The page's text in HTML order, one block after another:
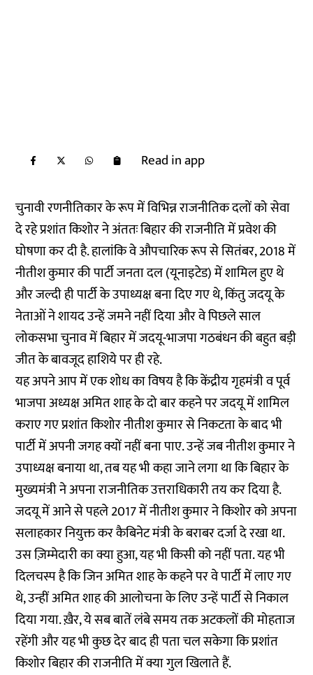
Read in app
चुनावी रणनीतिकार के रूप में विभिन्न राजनीतिक दलों को सेवा
दे रहे प्रशांत किशोर ने अंततः बिहार की राजनीति में प्रवेश की
घोषणा कर दी है. हालांकि वे औपचारिक रूप से सितंबर, 2018 में
नीतीश कुमार की पार्टी जनता दल (यूनाइटेड) में शामिल हुए थे
और जल्दी ही पार्टी के उपाध्यक्ष बना दिए गए थे, किंतु जदयू के
नेताओं ने शायद उन्हें जमने नहीं दिया और वे पिछले साल
लोकसभा चुनाव में बिहार में जदयू-भाजपा गठबंधन की बहुत बड़ी
जीत के बावजूद हाशिये पर ही रहे.
यह अपने आप में एक शोध का विषय है कि केंद्रीय गृहमंत्री व पूर्व
भाजपा अध्यक्ष अमित शाह के दो बार कहने पर जदयू में शामिल
कराए गए प्रशांत किशोर नीतीश कुमार से निकटता के बाद भी
पार्टी में अपनी जगह क्यों नहीं बना पाए. उन्हें जब नीतीश कुमार ने
उपाध्यक्ष बनाया था, तब यह भी कहा जाने लगा था कि बिहार के
मुख्यमंत्री ने अपना राजनीतिक उत्तराधिकारी तय कर दिया है.
जदयू में आने से पहले 2017 में नीतीश कुमार ने किशोर को अपना
सलाहकार नियुक्त कर कैबिनेट मंत्री के बराबर दर्जा दे रखा था.
उस ज़िम्मेदारी का क्या हुआ, यह भी किसी को नहीं पता. यह भी
दिलचस्प है कि जिन अमित शाह के कहने पर वे पार्टी में लाए गए
थे, उन्हीं अमित शाह की आलोचना के लिए उन्हें पार्टी से निकाल
दिया गया. ख़ैर, ये सब बातें लंबे समय तक अटकलों की मोहताज
रहेंगी और यह भी कुछ देर बाद ही पता चल सकेगा कि प्रशांत
किशोर बिहार की राजनीति में क्या गुल खिलाते हैं.